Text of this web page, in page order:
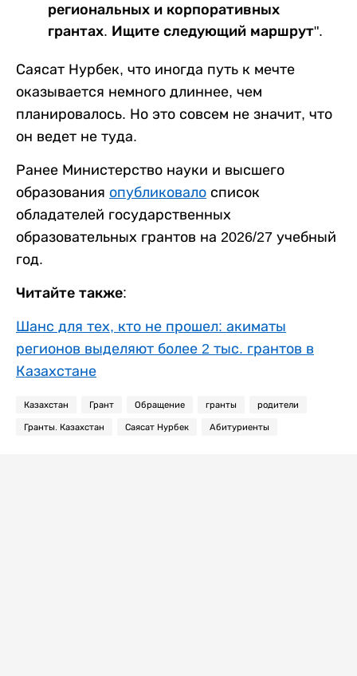
региональных и корпоративных
грантах. Ищите следующий маршрут".
Саясат Нурбек, что иногда путь к мечте
оказывается немного длиннее, чем
планировалось. Но это совсем не значит, что
он ведет не туда.
Ранее Министерство науки и высшего
образования опубликовало список
обладателей государственных
образовательных грантов на 2026/27 учебный
год.
Читайте также:
Шанс для тех, кто не прошел: акиматы
регионов выделяют более 2 тыс. грантов в
Казахстане
Казахстан Грант Обращение гранты родители
Гранты. Казахстан Саясат Нурбек Абитуриенты